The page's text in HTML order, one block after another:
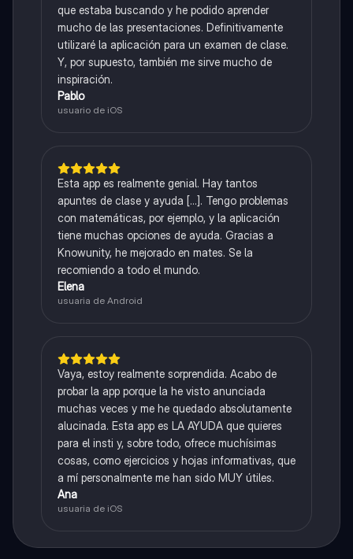
que estaba buscando y he podido aprender
mucho de las presentaciones. Definitivamente
utilizaré la aplicación para un examen de clase.
Y, por supuesto, también me sirve mucho de
inspiración.
Pablo
usuario de iOS
Esta app es realmente genial. Hay tantos
apuntes de clase y ayuda [...]. Tengo problemas
con matemáticas, por ejemplo, y la aplicación
tiene muchas opciones de ayuda. Gracias a
Knowunity, he mejorado en mates. Se la
recomiendo a todo el mundo.
Elena
usuaria de Android
Vaya, estoy realmente sorprendida. Acabo de
probar la app porque la he visto anunciada
muchas veces y me he quedado absolutamente
alucinada. Esta app es LA AYUDA que quieres
para el insti y, sobre todo, ofrece muchísimas
cosas, como ejercicios y hojas informativas, que
a mí personalmente me han sido MUY útiles.
Ana
usuaria de iOS